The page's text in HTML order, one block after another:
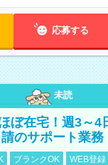
応募する
未読
ぼ在宅！週3～4
のサポート業務
ブランクOK WEB登